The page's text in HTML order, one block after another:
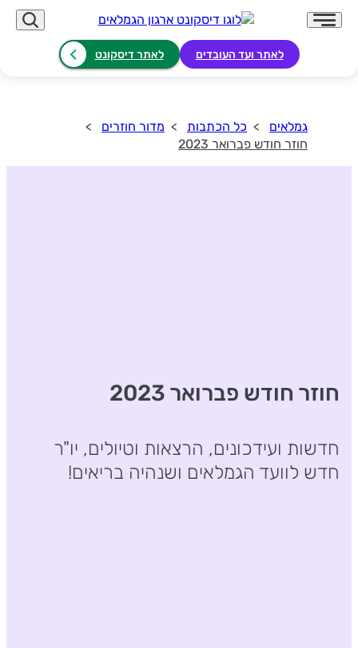
לאתר ועד העובדים לאתר דיסקונט
גמלאים כל הכתבות
מדור חוזרים
חוזר חודש פברואר 2023
חוזר חודש פברואר 2023
חדשות ועידכונים, הרצאות וטיולים, יו"ר
חדש לוועד הגמלאים ושנהיה בריאים!